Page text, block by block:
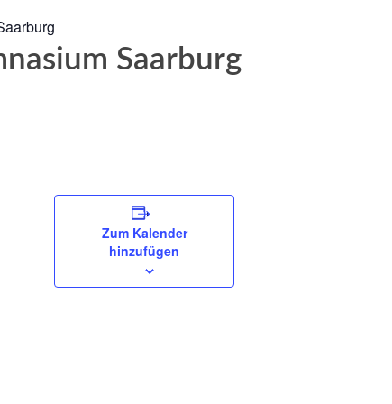
Saarburg
Zum Kalender
hinzufügen